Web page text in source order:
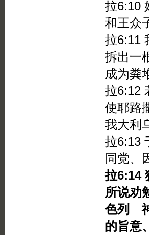
拉6:10
和王众
拉6:11
拆出一
成为粪
拉6:12
使耶路
我大利
拉6:13
同党、
拉6:14
所说劝
色列
的旨意